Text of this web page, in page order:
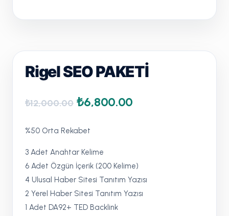
Rigel SEO PAKETİ
₺12,000.00 Orijinal
₺6,800.00
₺6,800.00.
%50 Orta Rekabet
3 Adet Anahtar Kelime
6 Adet Özgün İçerik (200 Kelime)
4 Ulusal Haber Sitesi Tanıtım Yazısı
2 Yerel Haber Sitesi Tanıtım Yazısı
1 Adet DA92+ TED Backlink